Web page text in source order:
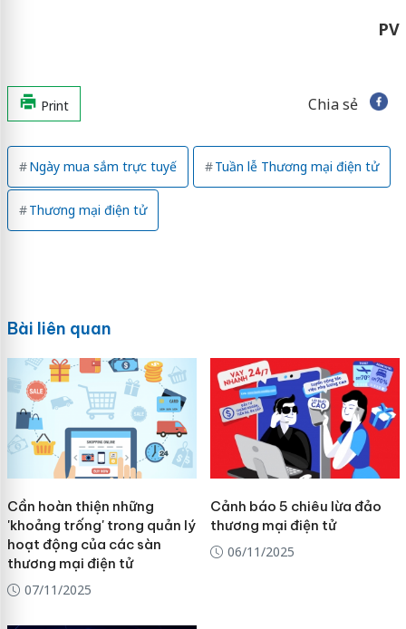
PV
Print Chia sẻ
Ngày mua sắm trực tuyế Tuần lễ Thương mại điện tử
Thương mại điện tử
Bài liên quan
Cần hoàn thiện những
'khoảng trống' trong quản lý
hoạt động của các sàn
thương mại điện tử
07/11/2025
Cảnh báo 5 chiêu lừa đảo
thương mại điện tử
06/11/2025